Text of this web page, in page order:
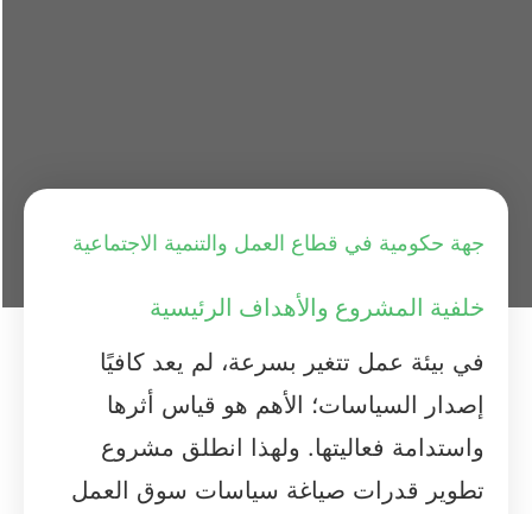
جهة حكومية في قطاع العمل والتنمية الاجتماعية
خلفية المشروع والأهداف الرئيسية
في بيئة عمل تتغير بسرعة، لم يعد كافيًا
إصدار السياسات؛ الأهم هو قياس أثرها
واستدامة فعاليتها. ولهذا انطلق مشروع
تطوير قدرات صياغة سياسات سوق العمل